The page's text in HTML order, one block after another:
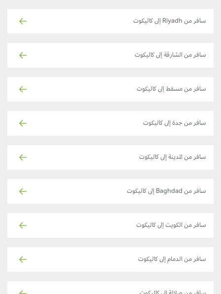
سافر من Riyadh إلى كاليكوت
سافر من الشارقة إلى كاليكوت
سافر من مسقط إلى كاليكوت
سافر من جدة إلى كاليكوت
سافر من المدينة إلى كاليكوت
سافر من Baghdad إلى كاليكوت
سافر من الكويت إلى كاليكوت
سافر من الدمام إلى كاليكوت